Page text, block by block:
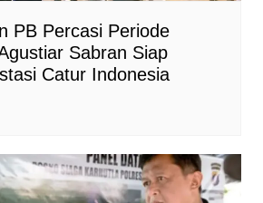
PB Percasi Periode
Sabran Siap
Catur Indonesia